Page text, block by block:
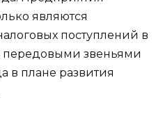
являются
поступлений в
передовыми звеньями
в плане развития